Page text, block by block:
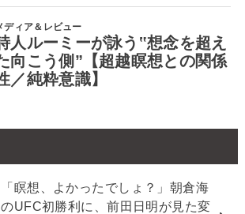
「瞑想、よかったでしょ？」朝倉海
のUFC初勝利に、前田日明が見た変